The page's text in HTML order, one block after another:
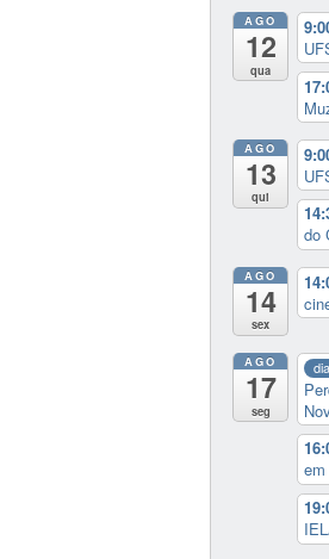
AGO
12
qua
AGO
13
qui
do
AGO
14
sex
AGO
17
seg